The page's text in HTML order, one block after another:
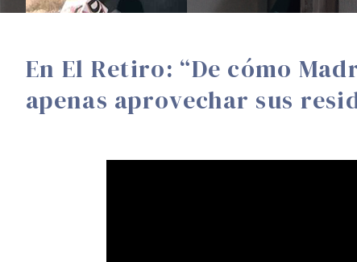
En El Retiro: “De cómo
apenas aprovechar sus